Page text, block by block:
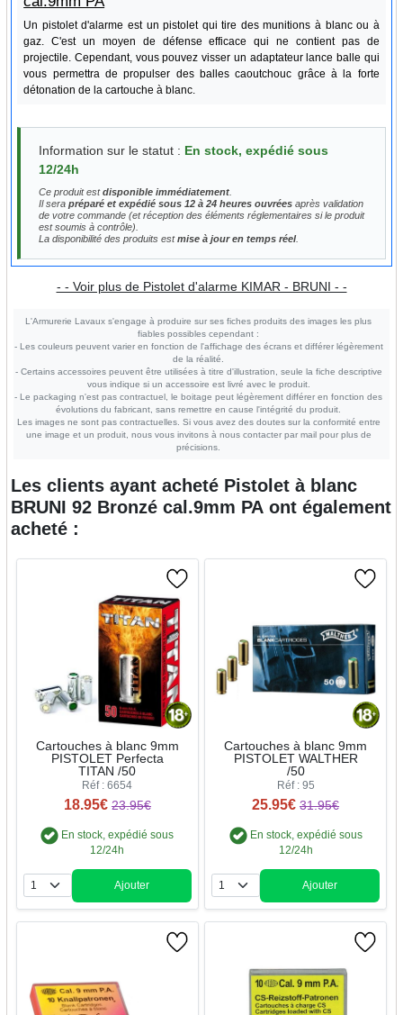
Un pistolet d'alarme est un pistolet qui tire des munitions à blanc ou à
gaz. C'est un moyen de défense efficace qui ne contient pas de
projectile. Cependant, vous pouvez visser un adaptateur lance balle qui
vous permettra de propulser des balles caoutchouc grâce à la forte
détonation de la cartouche à blanc.
Information sur le statut : En stock, expédié sous
12/24h
Ce produit estdisponible immédiatement
Il serapréparé et expédié sous 12 à 24 heures ouvrées après validation
de votre commande (et réception des éléments réglementaires si le produit
est soumis à contrôle).
La disponibilité des produits estmise à jour en temps réel.
- - Voir plus de Pistolet d'alarme KIMAR - BRUNI - -
L'Armurerie Lavaux s'engage à produire sur ses fiches produits des images les plus
fiables possibles cependant :
- Les couleurs peuvent varier en fonction de l'affichage des écrans et différer légèrement
de la réalité.
- Certains accessoires peuvent être utilisées à titre d'illustration, seule la fiche descriptive
vous indique si un accessoire est livré avec le produit.
- Le packaging n'est pas contractuel, le boitage peut légèrement différer en fonction des
évolutions du fabricant, sans remettre en cause l'intégrité du produit.
Les images ne sont pas contractuelles. Si vous avez des doutes sur la conformité entre
une image et un produit, nous vous invitons à nous contacter par mail pour plus de
précisions.
Les clients ayant acheté Pistolet à blanc
BRUNI 92 Bronzé cal.9mm PAont également
acheté :
Cartouches à blanc 9mm
PISTOLET Perfecta
TITAN /50
Réf : 6654
18.95€ 23.95€
En stock, expédié sous
12/24h
Quantité
Ajouter
Cartouches à blanc 9mm
PISTOLET WALTHER
/50
Réf : 95
25.95€ 31.95€
En stock, expédié sous
12/24h
Quantité
Ajouter